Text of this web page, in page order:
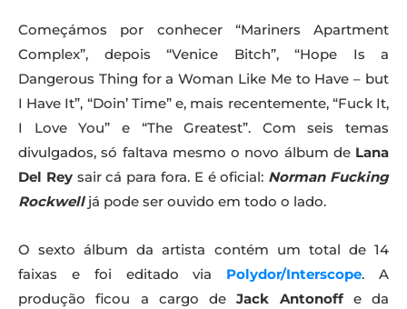
Começámos por conhecer “Mariners Apartment
Complex”, depois “Venice Bitch”, “Hope Is a
Dangerous Thing for a Woman Like Me to Have – but
I Have It”, “Doin’ Time” e, mais recentemente, “Fuck It,
I Love You” e “The Greatest”. Com seis temas
divulgados, só faltava mesmo o novo álbum de Lana
Del Reysair cá para fora. E é oficial: Norman Fucking
Rockwelljá pode ser ouvido em todo o lado.
O sexto álbum da artista contém um total de 14
faixas e foi editado via Polydor/Interscope. A
produção ficou a cargo deJack Antonoffe da